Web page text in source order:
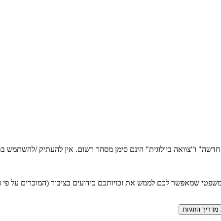
חדשה" ו"צוואה ביולוגית" הינם סימן מסחר רשום. אין להעתיק /
שמאפשר לכם לממש את זכויותכם כידועים בציבור (המוכרים על פי